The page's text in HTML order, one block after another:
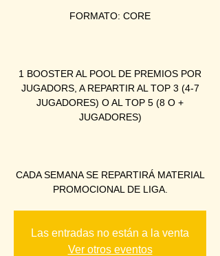
FORMATO: CORE
1 BOOSTER AL POOL DE PREMIOS POR
JUGADORS, A REPARTIR AL TOP 3 (4-7
JUGADORES) O AL TOP 5 (8 O +
JUGADORES)
CADA SEMANA SE REPARTIRÁ MATERIAL
PROMOCIONAL DE LIGA.
Las entradas no están a la venta
Ver otros eventos